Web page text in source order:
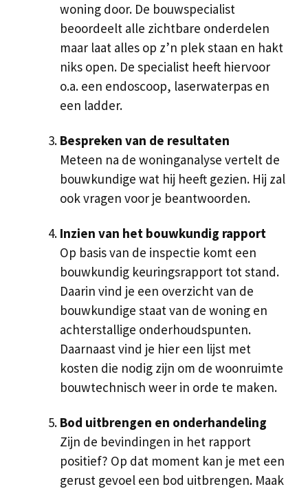
woning door. De bouwspecialist
beoordeelt alle zichtbare onderdelen
maar laat alles op z’n plek staan en hakt
niks open. De specialist heeft hiervoor
o.a. een endoscoop, laserwaterpas en
een ladder.
Bespreken van de resultaten
Meteen na de woninganalyse vertelt de
bouwkundige wat hij heeft gezien. Hij zal
ook vragen voor je beantwoorden.
Inzien van het bouwkundig rapport
Op basis van de inspectie komt een
bouwkundig keuringsrapport tot stand.
Daarin vind je een overzicht van de
bouwkundige staat van de woning en
achterstallige onderhoudspunten.
Daarnaast vind je hier een lijst met
kosten die nodig zijn om de woonruimte
bouwtechnisch weer in orde te maken.
Bod uitbrengen en onderhandeling
Zijn de bevindingen in het rapport
positief? Op dat moment kan je met een
gerust gevoel een bod uitbrengen. Maak